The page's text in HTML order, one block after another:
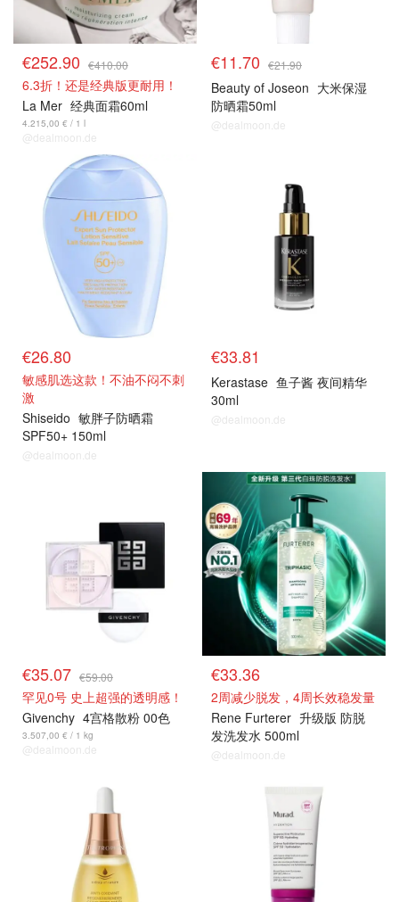
€252.90 €410.00
6.3折！还是经典版更耐用！
La Mer 经典面霜60ml
4.215,00 € / 1 l
@dealmoon.de
€11.70 €21.90
Beauty of Joseon 大米保湿
防晒霜50ml
@dealmoon.de
€26.80
敏感肌选这款！不油不闷不刺
激
Shiseido 敏胖子防晒霜
SPF50+ 150ml
@dealmoon.de
€33.81
Kerastase 鱼子酱 夜间精华
30ml
@dealmoon.de
€35.07 €59.00
罕见0号 史上超强的透明感！
Givenchy 4宫格散粉 00色
3.507,00 € / 1 kg
@dealmoon.de
€33.36
2周减少脱发，4周长效稳发量
Rene Furterer 升级版 防脱
发洗发水 500ml
@dealmoon.de